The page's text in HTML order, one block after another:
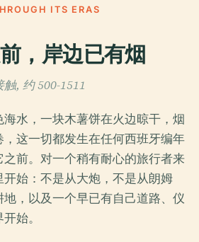
ITS ERAS
，岸边已有烟
, 约 500-1511
水，一块木薯饼在火边晾干，烟
这一切都发生在任何西班牙编年
前。对一个稍有耐心的旅行者来
始：不是从大炮，不是从朗姆
，以及一个早已有自己道路、仪
始。